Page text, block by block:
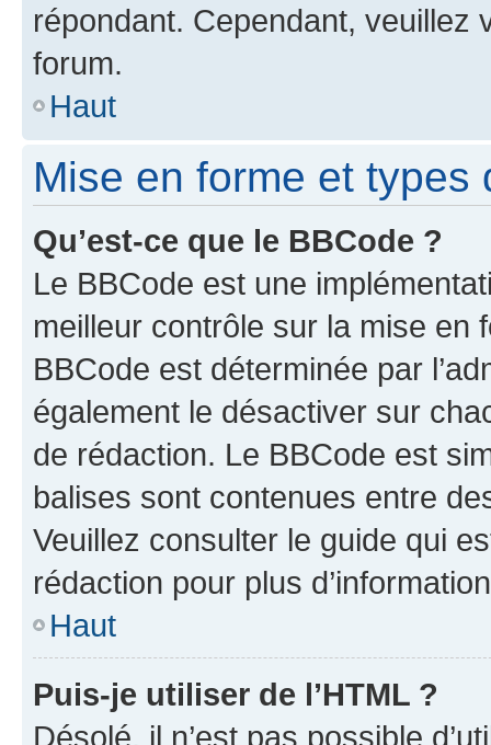
répondant. Cependant,
forum.
Haut
Mise en forme et types
Qu’est-ce que le BBCode ?
Le BBCode est une
meilleur contrôle sur la mise en
BBCode est déterminée par
également le désactiver sur
de rédaction. Le BBCode est
balises sont contenues entre
Veuillez consulter le guide qui
rédaction pour plus
Haut
Puis-je utiliser de l’HTML ?
Désolé, il n’est pas possible